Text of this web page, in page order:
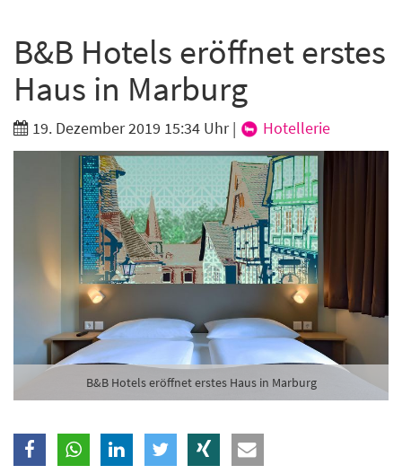
B&B Hotels eröffnet erstes
Haus in Marburg
19. Dezember 2019 15:34 Uhr| Hotellerie
B&B Hotels eröffnet erstes Haus in Marburg
E-Mail*
Ich möchte folgende Newsletter erhalten
Tageskarte-Newsletter (gegen 8.30 Uhr)
Ich habe dieDatenschutzerklärungzur Kenntnis
genommen.
Anmelden Danke, heute nicht